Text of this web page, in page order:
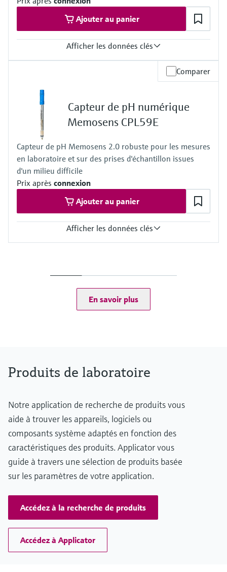
Ajouter au panier
Afficher les données clés
Température de process
–5 à 100 °C (23 à 212 °F) (Gamme d'application 0 à 80 °C (32 to
176 °F) )
Pression de process
1 bar, non conçue pour des mesures en continu en process
Comparer
Capteur de pH numérique
Memosens CPL59E
Capteur de pH Memosens 2.0 robuste pour les mesures
en laboratoire et sur des prises d'échantillon issues
d'un milieu difficile
Prix après connexion
Ajouter au panier
Afficher les données clés
1 bar, non conçue pour des mesures en continu en process
En savoir plus
Produits de laboratoire
Notre application de recherche de produits vous
aide à trouver les appareils, logiciels ou
composants système adaptés en fonction des
caractéristiques des produits. Applicator vous
guide à travers une sélection de produits basée
sur les paramètres de votre application.
Accédez à la recherche de produits
Accédez à Applicator